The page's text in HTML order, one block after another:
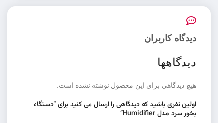
دیدگاه کاربران
دیدگاهها
هیچ دیدگاهی برای این محصول نوشته نشده است.
اولین نفری باشید که دیدگاهی را ارسال می کنید برای “دستگاه
بخور سرد مدل Humidifier”